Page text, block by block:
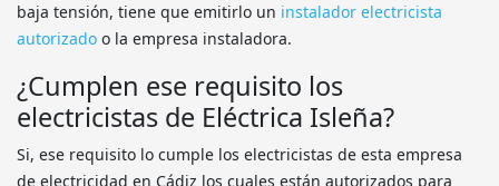
baja tensión, tiene que emitirlo un instalador electricista
autorizado o la empresa instaladora.
¿Cumplen ese requisito los
electricistas de Eléctrica Isleña?
Si, ese requisito lo cumple los electricistas de esta empresa
de electricidad en Cádiz los cuales están autorizados para